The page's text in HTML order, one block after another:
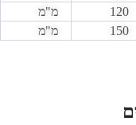
מ"מ
מ"מ